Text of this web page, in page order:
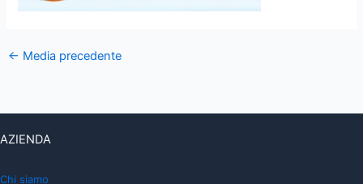
← Media precedente
AZIENDA
Chi siamo